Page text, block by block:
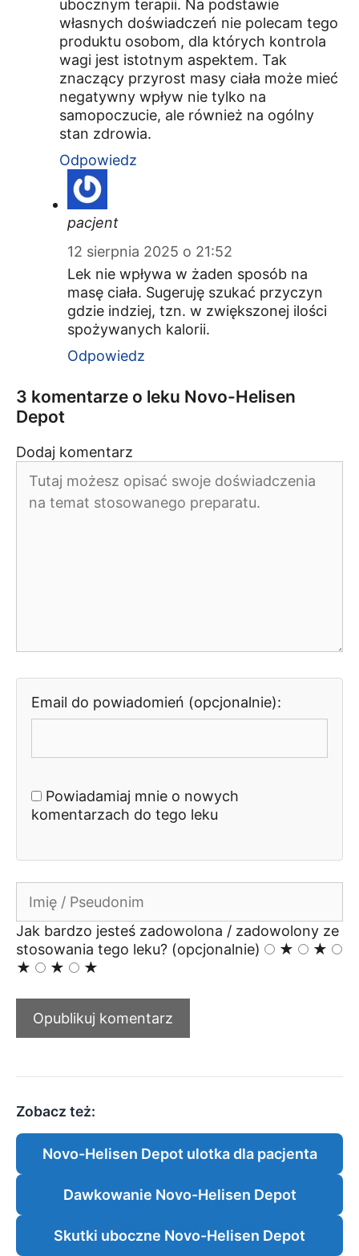
ubocznym terapii. Na podstawie
własnych doświadczeń nie polecam tego
produktu osobom, dla których kontrola
wagi jest istotnym aspektem. Tak
znaczący przyrost masy ciała może mieć
negatywny wpływ nie tylko na
samopoczucie, ale również na ogólny
stan zdrowia.
Odpowiedz
pacjent
12 sierpnia 2025 o 21:52
Lek nie wpływa w żaden sposób na
masę ciała. Sugeruję szukać przyczyn
gdzie indziej, tzn. w zwiększonej ilości
spożywanych kalorii.
Odpowiedz
3 komentarze o leku Novo-Helisen
Depot
Dodaj komentarz
Email do powiadomień (opcjonalnie):
Powiadamiaj mnie o nowych
komentarzach do tego leku
Jak bardzo jesteś zadowolona / zadowolony ze
stosowania tego leku? (opcjonalnie)
★
★
★
★ ★
Zobacz też:
Novo-Helisen Depot ulotka dla pacjenta
Dawkowanie Novo-Helisen Depot
Skutki uboczne Novo-Helisen Depot